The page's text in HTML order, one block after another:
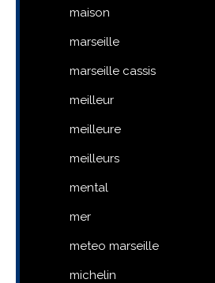
maison
marseille
marseille cassis
meilleur
meilleure
meilleurs
mental
mer
meteo marseille
michelin